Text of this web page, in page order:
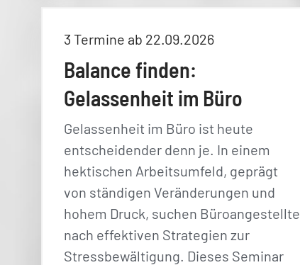
3 Termine ab 22.09.2026
Balance finden:
Gelassenheit im Büro
Gelassenheit im Büro ist heute
entscheidender denn je. In einem
hektischen Arbeitsumfeld, geprägt
von ständigen Veränderungen und
hohem Druck, suchen Büroangestellte
nach effektiven Strategien zur
Stressbewältigung. Dieses Seminar